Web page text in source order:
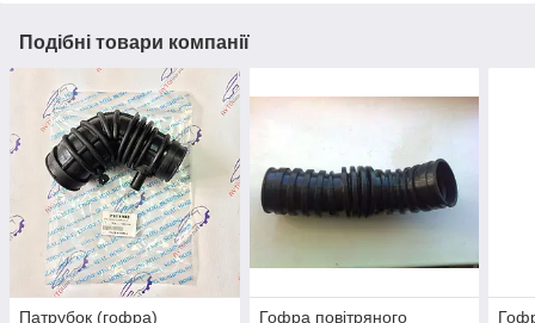
Подібні товари компанії
Патрубок (гофра)
Гофра повітряного